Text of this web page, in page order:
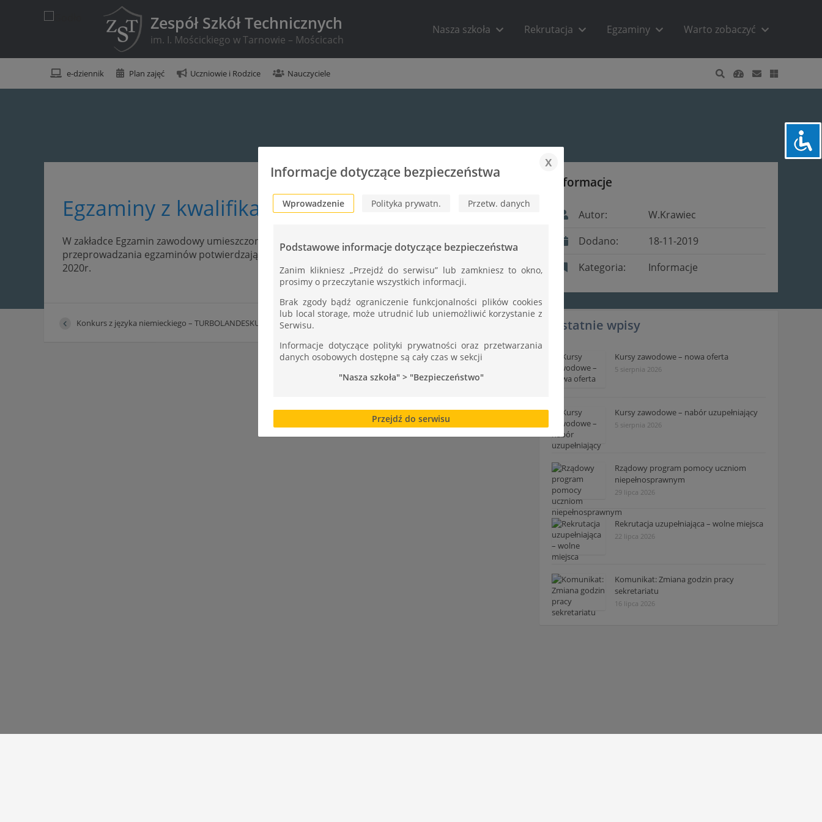
Zespół Szkół Technicznych
im. I. Mościckiego w Tarnowie – Mościcach
Nasza szkoła Rekrutacja Egzaminy Warto zobaczyć
e-dziennik Plan zajęć Uczniowie i Rodzice Nauczyciele
Egzaminy z kwalifikacji
W zakładce Egzamin zawodowy umieszczony został szczegółowy harmonogram
przeprowadzania egzaminów potwierdzających kwalifikacje w zawodzie w sesji styczeń-luty
2020r.
Konkurs z języka niemieckiego – TURBOLANDESKUNDE – DIE SCHWEIZ
Informacje
Autor:
W.Krawiec
Dodano:
18-11-2019
Kategoria:
Informacje
Ostatnie wpisy
Kursy zawodowe – nowa oferta
5 sierpnia 2026
Kursy zawodowe – nabór uzupełniający
5 sierpnia 2026
Rządowy program pomocy uczniom
niepełnosprawnym
29 lipca 2026
Rekrutacja uzupełniająca – wolne miejsca
22 lipca 2026
Komunikat: Zmiana godzin pracy
sekretariatu
16 lipca 2026
Informacje dotyczące bezpieczeństwa
x
Wprowadzenie Polityka prywatn. Przetw. danych
Podstawowe informacje dotyczące bezpieczeństwa
Zanim klikniesz „Przejdź do serwisu” lub zamkniesz to okno,
prosimy o przeczytanie wszystkich informacji.
Brak zgody bądź ograniczenie funkcjonalności plików cookies
lub local storage, może utrudnić lub uniemożliwić korzystanie z
Serwisu.
Informacje dotyczące polityki prywatności oraz przetwarzania
danych osobowych dostępne są cały czas w sekcji
"Nasza szkoła" > "Bezpieczeństwo"
Przejdź do serwisu